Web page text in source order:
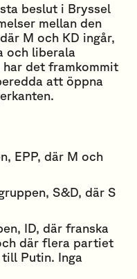
beslut i Bryssel
mellan den
M och KD ingår,
och liberala
har det framkommit
att öppna
EPP, där M och
S&D, där S
ID, där franska
där flera partiet
Putin. Inga